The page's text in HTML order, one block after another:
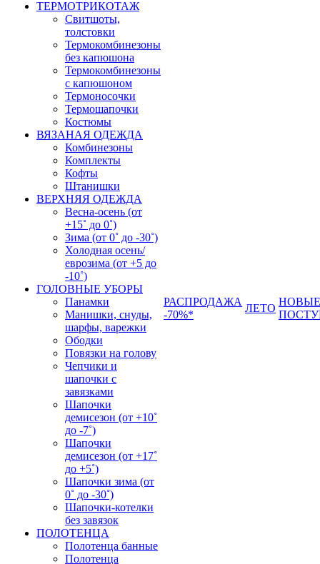
ТЕРМОТРИКОТАЖ
Свитшоты,
толстовки
Термокомбинезоны
без капюшона
Термокомбинезоны
с капюшоном
Термоносочки
Термошапочки
Костюмы
ВЯЗАНАЯ ОДЕЖДА
Комбинезоны
Комплекты
Кофты
Штанишки
ВЕРХНЯЯ ОДЕЖДА
Весна-осень (от
+15˚ до 0˚)
Зима (от 0˚ до -30˚)
Холодная осень/
еврозима (от +5 до
-10˚)
ГОЛОВНЫЕ УБОРЫ
Панамки
Манишки, снуды,
шарфы, варежки
Ободки
Повязки на голову
Чепчики и
шапочки с
завязками
Шапочки
демисезон (от +10˚
до -7˚)
Шапочки
демисезон (от +17˚
до +5˚)
Шапочки зима (от
0˚ до -30˚)
Шапочки-котелки
без завязок
ПОЛОТЕНЦА
Полотенца банные
Полотенца
РАСПРОДАЖА
-70%*
ЛЕТО
НОВЫЕ